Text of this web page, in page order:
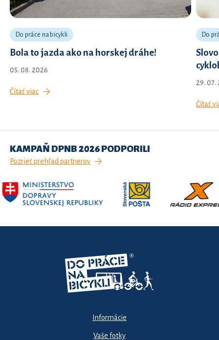
Do práce na bicykli
Bola to jazda ako na horskej dráhe!
05. 08. 2026
Čítať viac
Do
29. 07.
Čítať
KAMPAŇ DPNB 2026 PODPORILI
Pozrieť prehľad partnerov
Informácie
Vaše fotky